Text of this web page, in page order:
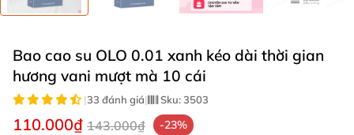
Bao cao su OLO 0.01 xanh kéo dài thời gian
hương vani mượt mà 10 cái
|33 đánh giá| Sku:3503
110.000₫ 143.000₫ -23%